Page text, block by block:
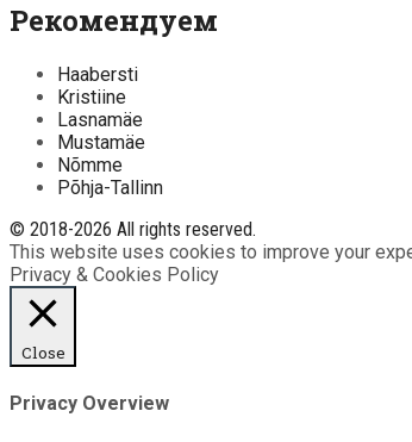
Рекомендуем
Haabersti
Kristiine
Lasnamäe
Mustamäe
Nõmme
Põhja-Tallinn
© 2018-2026 All rights reserved.
This website uses cookies to improve your
Privacy & Cookies Policy
Close
Privacy Overview